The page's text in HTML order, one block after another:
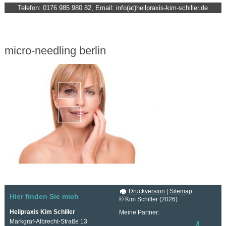
Telefon: 0176 985 980 82, Email: info(at)heilpraxis-kim-schiller.de
micro-needling berlin
Hier finden Sie mich
Heilpraxis Kim Schiller
Markgraf-Albrecht-Straße 13
Druckversion
Sitemap
© Kim Schiller (2026)
Meine Partner: